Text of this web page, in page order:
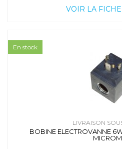
VOIR LA
LIVRAISON
BOBINE ELECTROVANNE
En stock